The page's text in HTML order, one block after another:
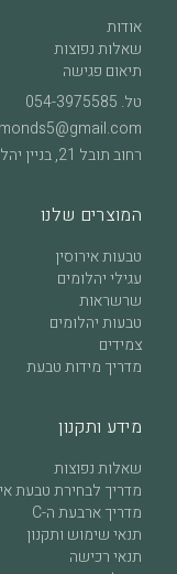
אודות
שאלות נפוצות
תיאום פגישה
טל.
רחוב תובל 21, בניין יהלום, רמת גן
המוצרים שלנו
טבעות אירוסין
עגילי יהלומים
שרשראות
טבעות יהלומים
צמידים
מדריך מידות טבעת
מידע ותקנון
שאלות נפוצות
מדריך לבחירת טבעת
מדריך ארבעת ה-C
תנאי שימוש ותקנון
תנאי רכישה